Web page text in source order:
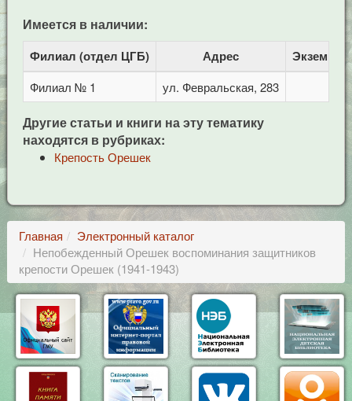
Имеется в наличии:
Филиал (отдел ЦГБ) Адрес
Филиал № 1 ул. Февральская, 283
Другие статьи и книги на эту тематику
находятся в рубриках:
Крепость Орешек
Главная
Электронный каталог
Непобежденный Орешек воспоминания защитников
крепости Орешек (1941-1943)